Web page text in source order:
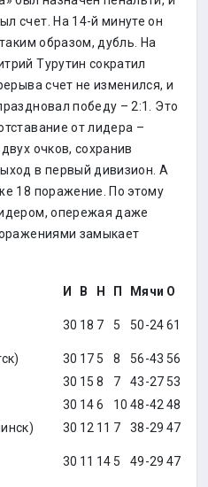
счет. На 14-й минуте он
образом, дубль. На
Турутин сократил
счет не изменился, и
победу – 2:1. Это
от лидера –
очков, сохранив
в первый дивизион. А
18 поражение. По этому
опережая даже
замыкает
И В Н П Мячи О
30 18 7 5 50-2461
30 17 5 8 56-43 56
30 15 8 7 43-27 53
30 146 10 48-42 48
30 12 11 7 38-29 47
30 11 14 5 49-29 47